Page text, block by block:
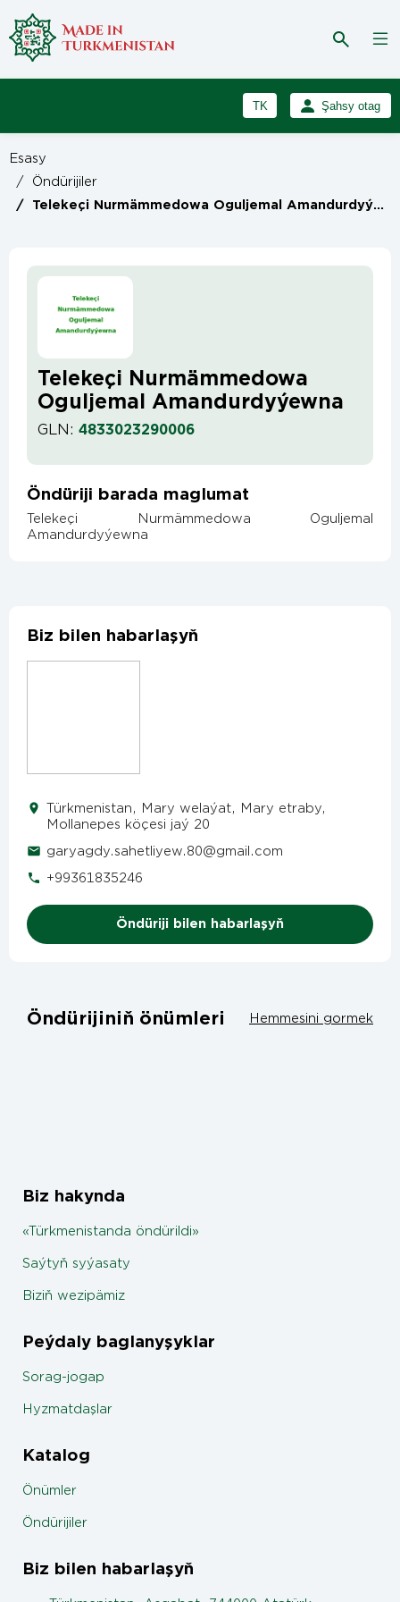
TK
RU
Şahsy otag
Esasy
/
Öndürijiler
/ Telekeçi Nurmämmedowa Oguljemal Amandurdyýewna
Telekeçi Nurmämmedowa
Oguljemal Amandurdyýewna
GLN: 4833023290006
Öndüriji barada maglumat
Telekeçi Nurmämmedowa Oguljemal
Amandurdyýewna
Biz bilen habarlaşyň
Türkmenistan, Mary welaýat, Mary etraby,
Mollanepes köçesi jaý 20
garyagdy.sahetliyew.80@gmail.com
+99361835246
Öndüriji bilen habarlaşyň
Öndürijiniň önümleri Hemmesini gormek
Biz hakynda
«Türkmenistanda öndürildi»
Saýtyň syýasaty
Biziň wezipämiz
Peýdaly baglanyşyklar
Sorag-jogap
Hyzmatdaşlar
Katalog
Önümler
Öndürijiler
Biz bilen habarlaşyň